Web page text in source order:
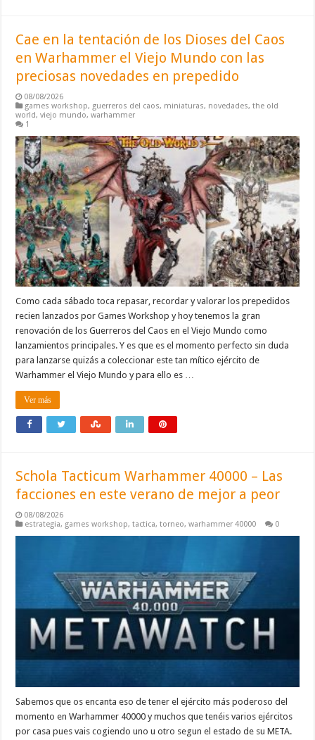
Cae en la tentación de los Dioses del Caos
en Warhammer el Viejo Mundo con las
preciosas novedades en prepedido
08/08/2026
games workshop, guerreros del caos, miniaturas, novedades,the old
world,viejo mundo,warhammer
1
Como cada sábado toca repasar, recordar y valorar los prepedidos
recien lanzados por Games Workshop y hoy tenemos la gran
renovación de los Guerreros del Caos en el Viejo Mundo como
lanzamientos principales. Y es que es el momento perfecto sin duda
para lanzarse quizás a coleccionar este tan mítico ejército de
Warhammer el Viejo Mundo y para ello es …
Ver más
Schola Tacticum Warhammer 40000 – Las
facciones en este verano de mejor a peor
08/08/2026
estrategia, games workshop,tactica,torneo,warhammer 40000 0
Sabemos que os encanta eso de tener el ejército más poderoso del
momento en Warhammer 40000 y muchos que tenéis varios ejércitos
por casa pues vais cogiendo uno u otro segun el estado de su META.